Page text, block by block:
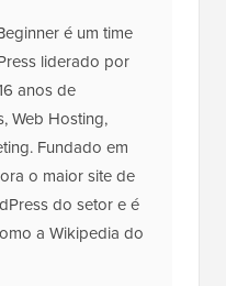
é um time
liderado por
anos de
Web Hosting,
Fundado em
o maior site de
do setor e é
a Wikipedia do